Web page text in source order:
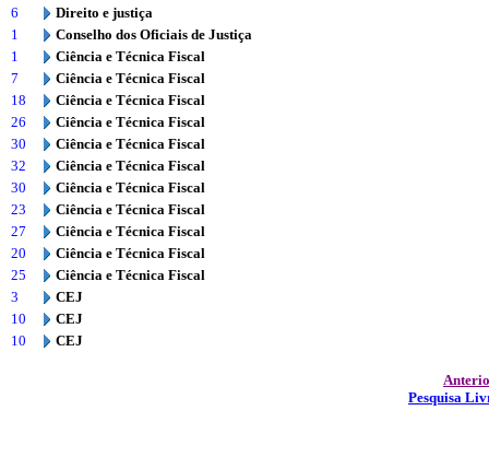
6
Direito e justiça
1
Conselho dos Oficiais de Justiça
1
Ciência e Técnica Fiscal
7
Ciência e Técnica Fiscal
18
Ciência e Técnica Fiscal
26
Ciência e Técnica Fiscal
30
Ciência e Técnica Fiscal
32
Ciência e Técnica Fiscal
30
Ciência e Técnica Fiscal
23
Ciência e Técnica Fiscal
27
Ciência e Técnica Fiscal
20
Ciência e Técnica Fiscal
25
Ciência e Técnica Fiscal
3
CEJ
10
CEJ
10
CEJ
Pesquisa